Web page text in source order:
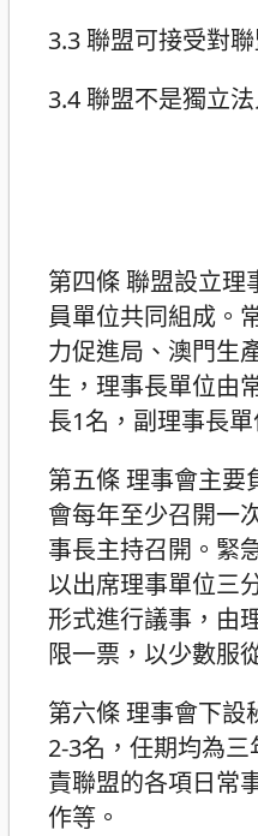
3.3 聯盟可接受對
3.4 聯盟不是獨立
第四條 聯盟設立理
員單位共同組成。
力促進局、澳門生
生，理事長單位由
長1名，副理事長
第五條 理事會主要
會每年至少召開一
事長主持召開。緊
以出席理事單位三
形式進行議事，由
限一票，以少數服
第六條 理事會下設
2-3名，任期均為
責聯盟的各項日常
作等。